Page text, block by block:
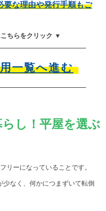
要な理由や発行手順もご
ちらをクリック ▼
一覧へ進む
し！平屋を選ぶ
リーになっていることです。
なく、何かにつまずいて転倒